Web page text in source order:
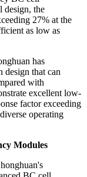
market, TCL
technology
The company's
of more than
using TCL
wafers. Based on
platform,
1,000 μs,
BC cell
the
27% at the
as low as